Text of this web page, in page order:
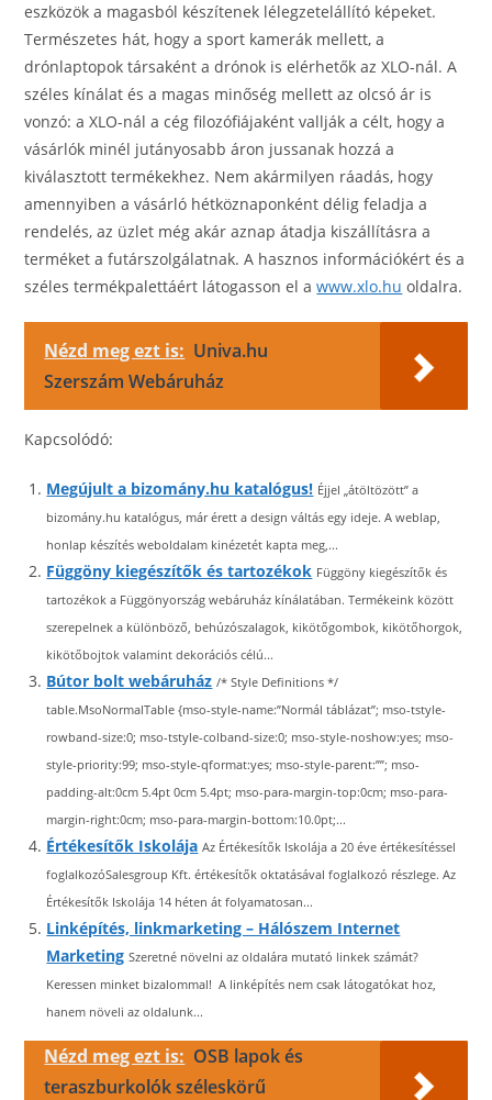
eszközök a magasból készítenek lélegzetelállító képeket.
Természetes hát, hogy a sport kamerák mellett, a
drónlaptopok társaként a drónok is elérhetők az XLO-nál. A
széles kínálat és a magas minőség mellett az olcsó ár is
vonzó: a XLO-nál a cég filozófiájaként vallják a célt, hogy a
vásárlók minél jutányosabb áron jussanak hozzá a
kiválasztott termékekhez. Nem akármilyen ráadás, hogy
amennyiben a vásárló hétköznaponként délig feladja a
rendelés, az üzlet még akár aznap átadja kiszállításra a
terméket a futárszolgálatnak. A hasznos információkért és a
széles termékpalettáért látogasson el awww.xlo.hu oldalra.
Nézd meg ezt is: Univa.hu
Szerszám Webáruház
Kapcsolódó:
Megújult a bizomány.hu katalógus! Éjjel „átöltözött” a
bizomány.hu katalógus, már érett a design váltás egy ideje. A weblap,
honlap készítés weboldalam kinézetét kapta meg,...
Függöny kiegészítők és tartozékok Függöny kiegészítők és
tartozékok a Függönyország webáruház kínálatában. Termékeink között
szerepelnek a különböző, behúzószalagok, kikötőgombok, kikötőhorgok,
kikötőbojtok valamint dekorációs célú...
Bútor bolt webáruház /* Style Definitions */
table.MsoNormalTable {mso-style-name:”Normál táblázat”; mso-tstyle-
rowband-size:0; mso-tstyle-colband-size:0; mso-style-noshow:yes; mso-
style-priority:99; mso-style-qformat:yes; mso-style-parent:””; mso-
padding-alt:0cm 5.4pt 0cm 5.4pt; mso-para-margin-top:0cm; mso-para-
margin-right:0cm; mso-para-margin-bottom:10.0pt;...
Értékesítők Iskolája Az Értékesítők Iskolája a 20 éve értékesítéssel
foglalkozóSalesgroup Kft. értékesítők oktatásával foglalkozó részlege. Az
Értékesítők Iskolája 14 héten át folyamatosan...
Linképítés, linkmarketing – Hálószem Internet
Marketing Szeretné növelni az oldalára mutató linkek számát?
Keressen minket bizalommal! A linképítés nem csak látogatókat hoz,
hanem növeli az oldalunk...
Nézd meg ezt is: OSB lapok és
teraszburkolók széleskörű